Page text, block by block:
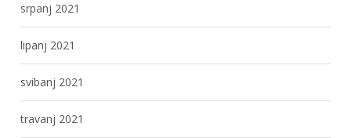
srpanj 2021
lipanj 2021
svibanj 2021
travanj 2021